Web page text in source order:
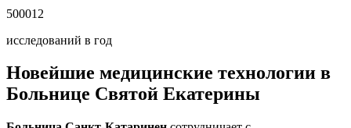
500012
исследований в год
Новейшие медицинские технологии в
Больнице Святой Екатерины